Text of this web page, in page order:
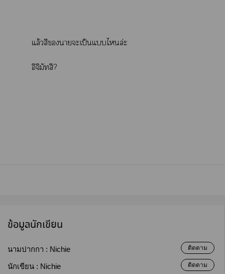
แล้วสีาะเป็นแไล่ะ
อิจิมัทสึ?
ข้อมูลนักเขียน
นามปากกา : Nichie ติดตาม
นักเขียน : Nichie ติดตาม